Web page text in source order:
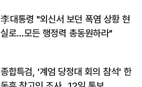
李대통령 "외신서 보던 폭염 상황 현
실로…모든 행정력 총동원하라"
종합특검, '계엄 당정대 회의 참석' 한